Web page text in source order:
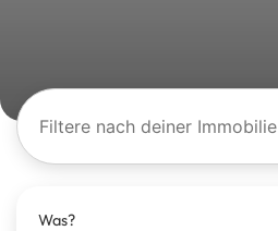
Filtere nach deiner Immobilie
Was?